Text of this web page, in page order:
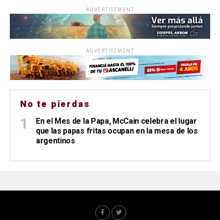
ADVERTISEMENT
ADVERTISEMENT
No te pierdas
En el Mes de la Papa, McCain celebra el lugar
que las papas fritas ocupan en la mesa de los
argentinos